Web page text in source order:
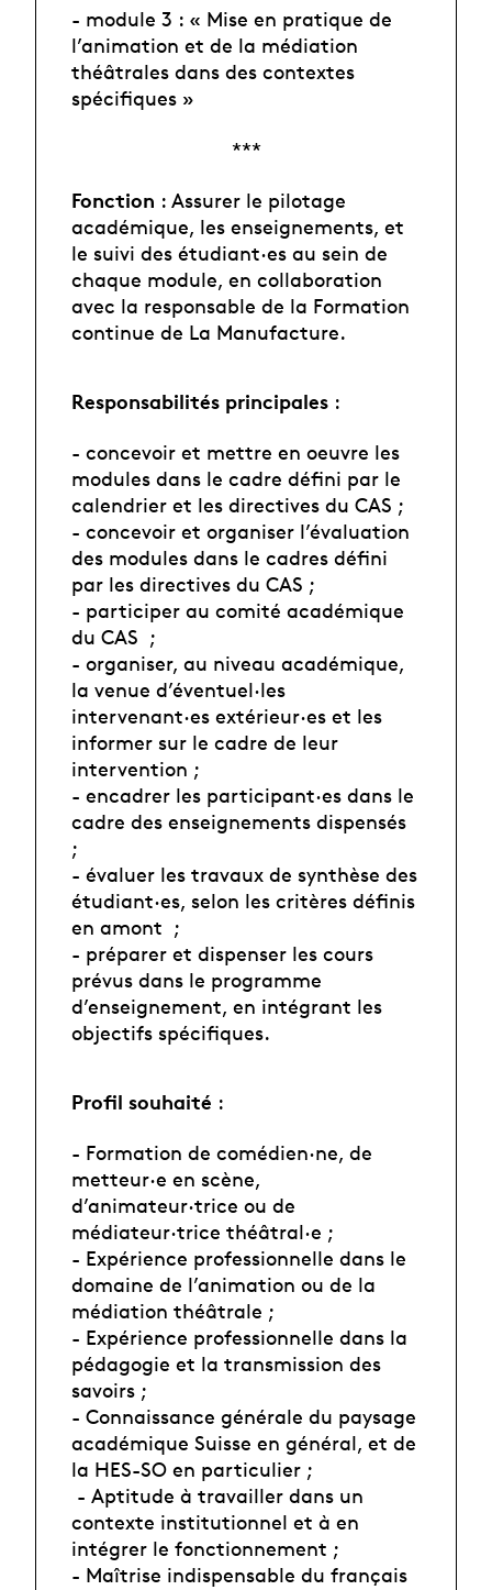
- module 3 : « Mise en pratique de
l’animation et de la médiation
théâtrales dans des contextes
spécifiques »
***
Fonction : Assurer le pilotage
académique, les enseignements, et
le suivi des étudiant·es au sein de
chaque module, en collaboration
avec la responsable de la Formation
continue de La Manufacture.
Responsabilités principales :
- concevoir et mettre en oeuvre les
modules dans le cadre défini par le
calendrier et les directives du CAS ;
- concevoir et organiser l’évaluation
des modules dans le cadres défini
par les directives du CAS ;
- participer au comité académique
du CAS ;
- organiser, au niveau académique,
la venue d’éventuel·les
intervenant·es extérieur·es et les
informer sur le cadre de leur
intervention ;
- encadrer les participant·es dans le
cadre des enseignements dispensés
;
- évaluer les travaux de synthèse des
étudiant·es, selon les critères définis
en amont ;
- préparer et dispenser les cours
prévus dans le programme
d’enseignement, en intégrant les
objectifs spécifiques.
Profil souhaité :
- Formation de comédien·ne, de
metteur·e en scène,
d’animateur·trice ou de
médiateur·trice théâtral·e ;
- Expérience professionnelle dans le
domaine de l’animation ou de la
médiation théâtrale ;
- Expérience professionnelle dans la
pédagogie et la transmission des
savoirs ;
- Connaissance générale du paysage
académique Suisse en général, et de
la HES-SO en particulier ;
- Aptitude à travailler dans un
contexte institutionnel et à en
intégrer le fonctionnement ;
- Maîtrise indispensable du français